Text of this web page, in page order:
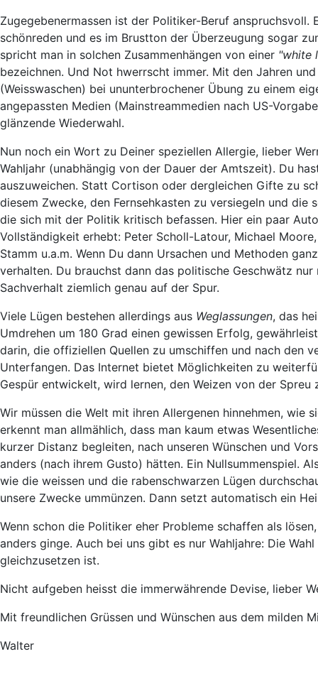
Zugegebenermassen ist der Politiker-Beruf
schönreden und es im Brustton der Überzeugung sogar
spricht man in solchen Zusammenhängen von einer "white
bezeichnen. Und Not hwerrscht immer. Mit den Jahren
(Weisswaschen) bei ununterbrochener Übung zu einem
angepassten Medien (Mainstreammedien nach US-
glänzende Wiederwahl.
Nun noch ein Wort zu Deiner speziellen Allergie, lieber
Wahljahr (unabhängig von der Dauer der Amtszeit). Du
auszuweichen. Statt Cortison oder dergleichen Gifte zu
diesem Zwecke, den Fernsehkasten zu versiegeln und
die sich mit der Politik kritisch befassen. Hier ein paar
Vollständigkeit erhebt: Peter Scholl-Latour, Michael
Stamm u.a.m. Wenn Du dann Ursachen und Methoden
verhalten. Du brauchst dann das politische Geschwätz
Sachverhalt ziemlich genau auf der Spur.
Viele Lügen bestehen allerdings aus Weglassungen, das
Umdrehen um 180 Grad einen gewissen Erfolg,
darin, die offiziellen Quellen zu umschiffen und nach den
Unterfangen. Das Internet bietet Möglichkeiten zu
Gespür entwickelt, wird lernen, den Weizen von der
Wir müssen die Welt mit ihren Allergenen hinnehmen, wie
erkennt man allmählich, dass man kaum etwas
kurzer Distanz begleiten, nach unseren Wünschen und
anders (nach ihrem Gusto) hätten. Ein Nullsummenspiel.
wie die weissen und die rabenschwarzen Lügen
unsere Zwecke ummünzen. Dann setzt automatisch ein
Wenn schon die Politiker eher Probleme schaffen als
anders ginge. Auch bei uns gibt es nur Wahljahre: Die
gleichzusetzen ist.
Nicht aufgeben heisst die immerwährende Devise, lieber
Mit freundlichen Grüssen und Wünschen aus dem milden
Walter